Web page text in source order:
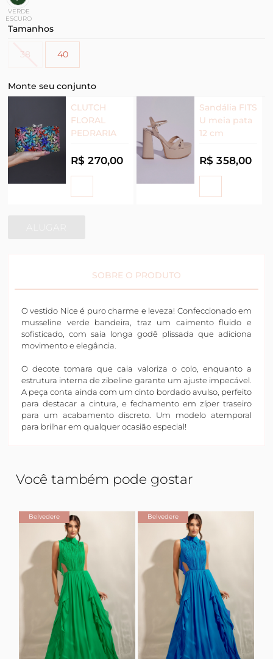
VERDE
ESCURO
Tamanhos
38 40
Monte seu conjunto
CLUTCH
FLORAL
PEDRARIA
R$ 270,00
Sandália FITS
U meia pata
12 cm
R$ 358,00
SOBRE O PRODUTO
O vestido Nice é puro charme e leveza! Confeccionado em
musseline verde bandeira, traz um caimento fluido e
sofisticado, com saia longa godê plissada que adiciona
movimento e elegância.
O decote tomara que caia valoriza o colo, enquanto a
estrutura interna de zibeline garante um ajuste impecável.
A peça conta ainda com um cinto bordado avulso, perfeito
para destacar a cintura, e fechamento em zíper traseiro
para um acabamento discreto. Um modelo atemporal
para brilhar em qualquer ocasião especial!
Você também pode gostar
Belvedere Belvedere